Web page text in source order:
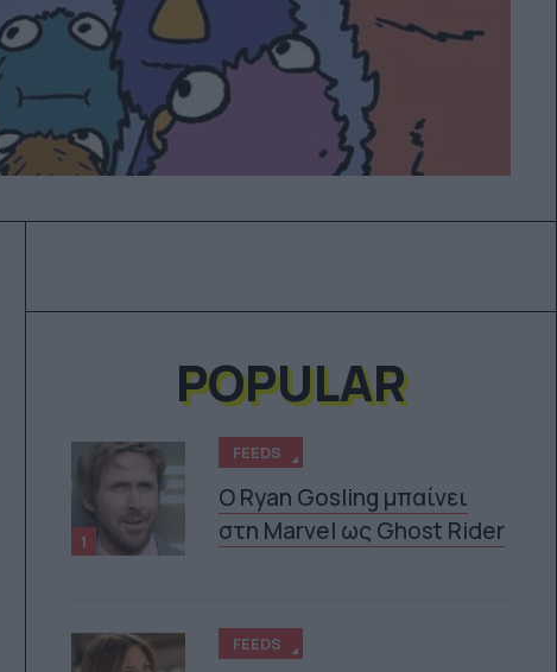
POPULAR
1
FEEDS
Ο Ryan Gosling μπαίνει
στη Marvel ως Ghost Rider
FEEDS